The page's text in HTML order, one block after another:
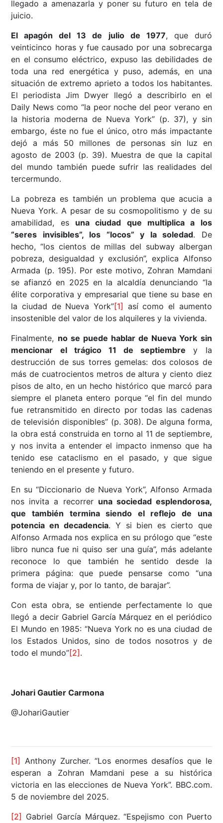
llegado a amenazarla y poner su futuro en tela de
juicio.
El apagón del 13 de julio de 1977, que duró
veinticinco horas y fue causado por una sobrecarga
en el consumo eléctrico, expuso las debilidades de
toda una red energética y puso, además, en una
situación de extremo aprieto a todos los habitantes.
El periodista Jim Dwyer llegó a describirlo en el
Daily News como “la peor noche del peor verano en
la historia moderna de Nueva York” (p. 37), y sin
embargo, éste no fue el único, otro más impactante
dejó a más 50 millones de personas sin luz en
agosto de 2003 (p. 39). Muestra de que la capital
del mundo también puede sufrir las realidades del
tercermundo.
La pobreza es también un problema que acucia a
Nueva York. A pesar de su cosmopolitismo y de su
amabilidad, es una ciudad que multiplica a los
“seres invisibles”, los “locos” y la soledad. De
hecho, “los cientos de millas del subway albergan
pobreza, desigualdad y exclusión”, explica Alfonso
Armada (p. 195). Por este motivo, Zohran Mamdani
se afianzó en 2025 en la alcaldía denunciando “la
élite corporativa y empresarial que tiene su base en
la ciudad de Nueva York”[1] así como el aumento
insostenible del valor de los alquileres y la vivienda.
Finalmente, no se puede hablar de Nueva York sin
mencionar el trágico 11 de septiembre y la
destrucción de sus torres gemelas: dos colosos de
más de cuatrocientos metros de altura y ciento diez
pisos de alto, en un hecho histórico que marcó para
siempre el planeta entero porque “el fin del mundo
fue retransmitido en directo por todas las cadenas
de televisión disponibles” (p. 308). De alguna forma,
la obra está construida en torno al 11 de septiembre,
y nos invita a entender el impacto inmenso que ha
tenido ese cataclismo en el pasado, y que sigue
teniendo en el presente y futuro.
En su “Diccionario de Nueva York”, Alfonso Armada
nos invita a recorrer una sociedad esplendorosa,
que también termina siendo el reflejo de una
potencia en decadencia. Y si bien es cierto que
Alfonso Armada nos explica en su prólogo que “este
libro nunca fue ni quiso ser una guía”, más adelante
reconoce lo que también he sentido desde la
primera página: que puede pensarse como “una
forma de viajar y, por lo tanto, de barajar”.
Con esta obra, se entiende perfectamente lo que
llegó a decir Gabriel García Márquez en el periódico
El Mundo en 1985: “Nueva York no es una ciudad de
los Estados Unidos, sino de todos nosotros y de
todo el mundo”[2] .
Johari Gautier Carmona
@JohariGautier
[1] Anthony Zurcher. “Los enormes desafíos que le
esperan a Zohran Mamdani pese a su histórica
victoria en las elecciones de Nueva York”. BBC.com.
5 de noviembre del 2025.
[2] Gabriel García Márquez. “Espejismo con Puerto